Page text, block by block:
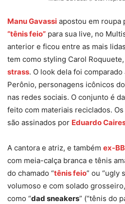
Manu Gavassi apostou em roupa
“tênis feio” para sua live, no
anterior e ficou entre as mais
tem como styling Carol
strass. O look dela foi
Perônio, personagens icônicos
nas redes sociais. O conjunto é
feito com materiais reciclados.
são assinados por Eduardo
A cantora e atriz, e também ex-
com meia-calça branca e tênis
do chamado “tênis feio” ou “ugly
volumoso e com solado
como “dad sneakers” (“tênis do